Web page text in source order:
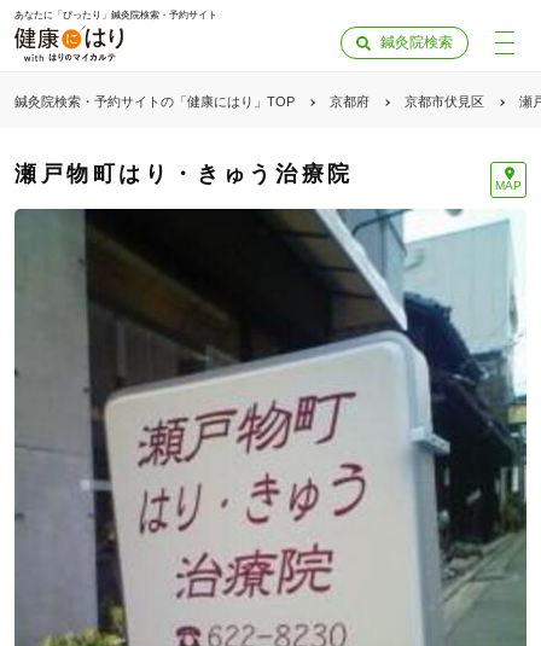
あなたに「ぴったり」鍼灸院検索・予約サイト
鍼灸院検索
鍼灸院検索・予約サイトの「健康にはり」TOP 京都府 京都市伏見区 瀬
瀬戸物町はり・きゅう治療院 MAP
「健康にはりを見た」